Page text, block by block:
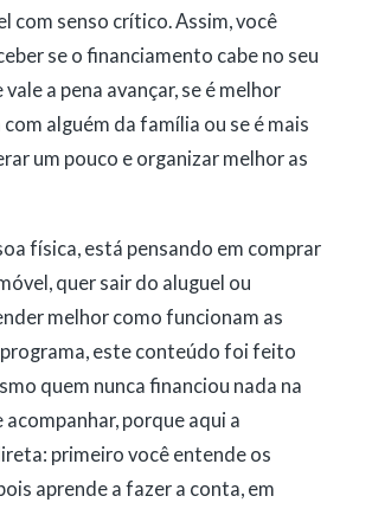
com senso crítico. Assim, você
se o financiamento cabe no seu
a pena avançar, se é melhor
alguém da família ou se é mais
um pouco e organizar melhor as
física, está pensando em comprar
quer sair do aluguel ou
melhor como funcionam as
este conteúdo foi feito
quem nunca financiou nada na
acompanhar, porque aqui a
primeiro você entende os
aprende a fazer a conta, em